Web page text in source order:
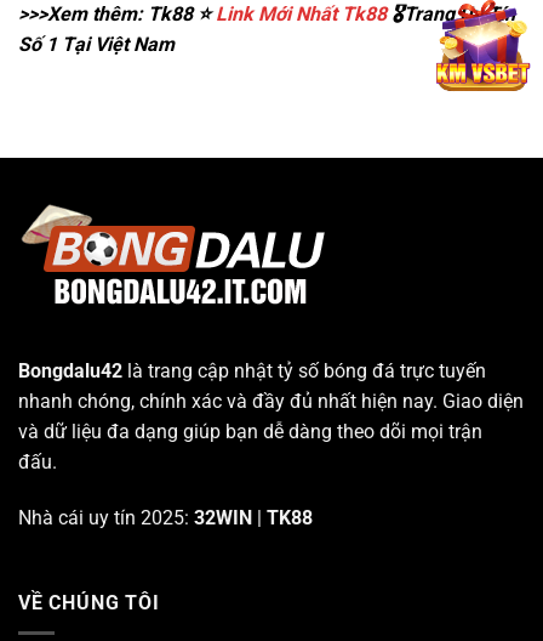
>>>Xem thêm: Tk88 ⭐️Link Mới Nhất Tk88🎖️Trang Uy Tín
Số 1 Tại Việt Nam
Bongdalu42 là trang cập nhật tỷ số bóng đá trực tuyến
nhanh chóng, chính xác và đầy đủ nhất hiện nay. Giao diện
và dữ liệu đa dạng giúp bạn dễ dàng theo dõi mọi trận
đấu.
Nhà cái uy tín 2025: 32WIN TK88
VỀ CHÚNG TÔI